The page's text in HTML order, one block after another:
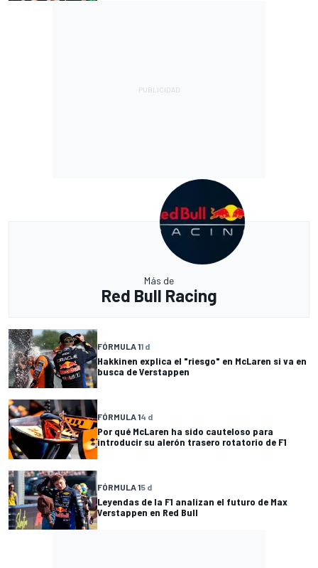
Más de
Red Bull Racing
FÓRMULA 11 d
Hakkinen explica el "riesgo" en McLaren si va en
busca de Verstappen
FÓRMULA 14 d
Por qué McLaren ha sido cauteloso para
introducir su alerón trasero rotatorio de F1
FÓRMULA 15 d
Leyendas de la F1 analizan el futuro de Max
Verstappen en Red Bull